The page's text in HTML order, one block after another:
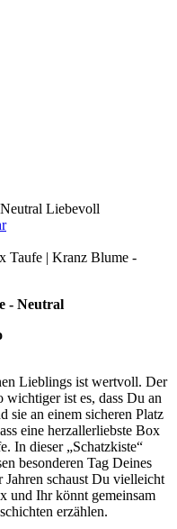
Liebevoll
Taufe | Kranz Blume -
- Neutral
Lieblings ist wertvoll. Der
ist es, dass Du an
sie an einem sicheren Platz
eine herzallerliebste Box
In dieser „Schatzkiste“
besonderen Tag Deines
schaust Du vielleicht
und Ihr könnt gemeinsam
erzählen.